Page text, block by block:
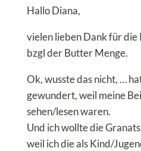
Hallo Diana,
vielen lieben Dank für
bzgl der Butter Menge.
Ok, wusste das nicht, …
gewundert, weil meine
sehen/lesen waren.
Und ich wollte die
weil ich die als Kind/